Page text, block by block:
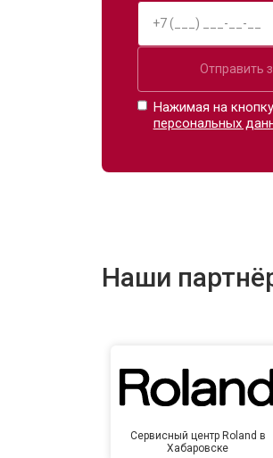
Отправить
Нажимая на
персональных
Наши
Сервисный центр Roland в
Хабаровске